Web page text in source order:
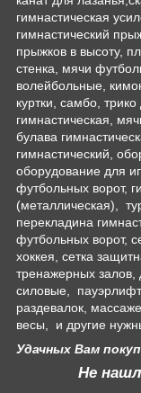
гимнастическая
гимнастический
прыжков в высоту,
стенка, мячи
волейбольные,
куртки, самбо,
гимнастическая,
булава
гимнастический,
оборудование для
футбольных ворот,
(металлическая),
перекладина
футбольных ворот,
хоккея, сетка
тренажерных
силовые,
раздевалок,
весы, и другие
Удачных Вам
Не